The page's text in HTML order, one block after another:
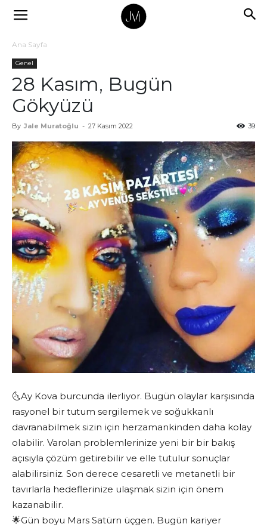
Ana Sayfa
Genel
28 Kasım, Bugün
Gökyüzü
By Jale Muratoğlu - 27 Kasım 2022 39
🌜Ay Kova burcunda ilerliyor. Bugün olaylar karşısında
rasyonel bir tutum sergilemek ve soğukkanlı
davranabilmek sizin için herzamankinden daha kolay
olabilir. Varolan problemlerinize yeni bir bir bakış
açısıyla çözüm getirebilir ve elle tutulur sonuçlar
alabilirsiniz. Son derece cesaretli ve metanetli bir
tavırlarla hedeflerinize ulaşmak sizin için önem
kazanabilir.
🌟Gün boyu Mars Satürn üçgen. Bugün kariyer